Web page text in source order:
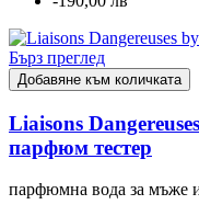
Бърз преглед
Добавяне към количката
Liaisons
парфюм тестер
парфюмна вода за мъже